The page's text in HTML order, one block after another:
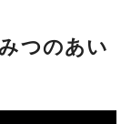
つのあい